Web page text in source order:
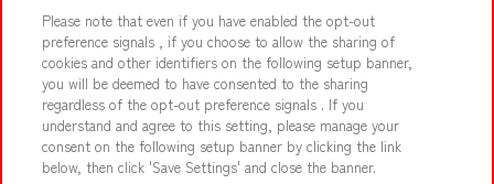
カスタマーハラスメント対応方針 よくあるご質問・お問い合わせ
©Bandai Namco Amusement Inc.
Please note that even if you have enabled the opt-out
preference signals , if you choose to allow the sharing of
cookies and other identifiers on the following setup banner,
you will be deemed to have consented to the sharing
regardless of the opt-out preference signals . If you
understand and agree to this setting, please manage your
consent on the following setup banner by clicking the link
below, then click 'Save Settings' and close the banner.